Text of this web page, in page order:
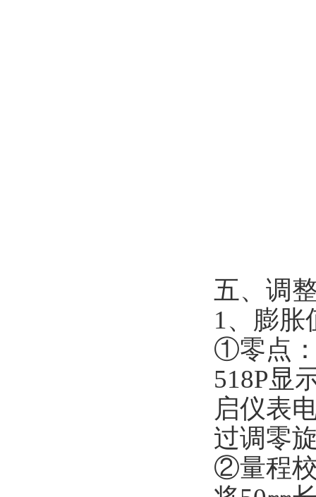
五、调
1、膨胀
①零点
518P显
启仪表
过调零
②量程